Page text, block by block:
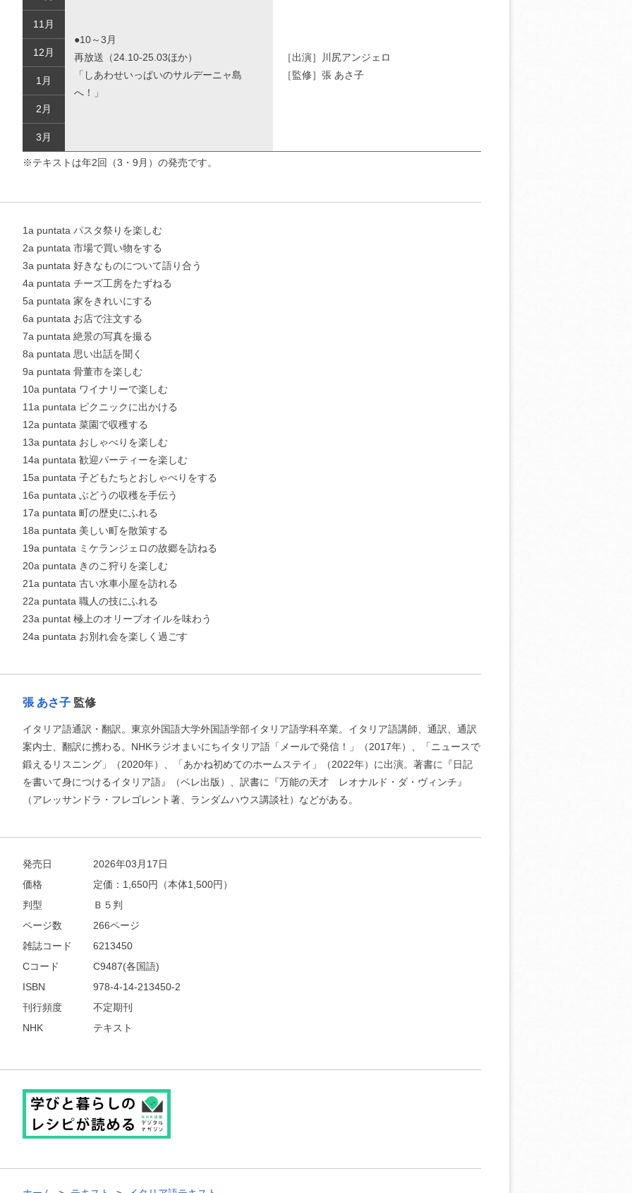
●10～3月
再放送（24.10-25.03ほか）
「しあわせいっぱいのサルデーニャ島
へ！」
［出演］川尻アンジェロ
［監修］張 あさ子
11月
12月
1月
2月
3月
※テキストは年2回（3・9月）の発売です。
1a puntata パスタ祭りを楽しむ
2a puntata 市場で買い物をする
3a puntata 好きなものについて語り合う
4a puntata チーズ工房をたずねる
5a puntata 家をきれいにする
6a puntata お店で注文する
7a puntata 絶景の写真を撮る
8a puntata 思い出話を聞く
9a puntata 骨董市を楽しむ
10a puntata ワイナリーで楽しむ
11a puntata ピクニックに出かける
12a puntata 菜園で収穫する
13a puntata おしゃべりを楽しむ
14a puntata 歓迎パーティーを楽しむ
15a puntata 子どもたちとおしゃべりをする
16a puntata ぶどうの収穫を手伝う
17a puntata 町の歴史にふれる
18a puntata 美しい町を散策する
19a puntata ミケランジェロの故郷を訪ねる
20a puntata きのこ狩りを楽しむ
21a puntata 古い水車小屋を訪れる
22a puntata 職人の技にふれる
23a puntat 極上のオリーブオイルを味わう
24a puntata お別れ会を楽しく過ごす
張 あさ子監修
イタリア語通訳・翻訳。東京外国語大学外国語学部イタリア語学科卒業。イタリア語講師、通訳、通訳
案内士、翻訳に携わる。NHKラジオまいにちイタリア語「メールで発信！」（2017年）、「ニュースで
鍛えるリスニング」（2020年）、「あかね初めてのホームステイ」（2022年）に出演。著書に『日記
を書いて身につけるイタリア語』（ベレ出版）、訳書に『万能の天才 レオナルド・ダ・ヴィンチ』
（アレッサンドラ・フレゴレント著、ランダムハウス講談社）などがある。
発売日
2026年03月17日
価格
定価： 1,650円（本体1,500円）
判型
Ｂ５判
ページ数
266ページ
雑誌コード
6213450
Cコード
C9487(各国語)
ISBN
978-4-14-213450-2
刊行頻度
不定期刊
NHK
テキスト